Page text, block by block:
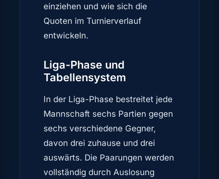
einziehen und wie sich die
Quoten im Turnierverlauf
entwickeln.
Liga-Phase und
Tabellensystem
In der Liga-Phase bestreitet jede
Mannschaft sechs Partien gegen
sechs verschiedene Gegner,
davon drei zuhause und drei
auswärts. Die Paarungen werden
vollständig durch Auslosung